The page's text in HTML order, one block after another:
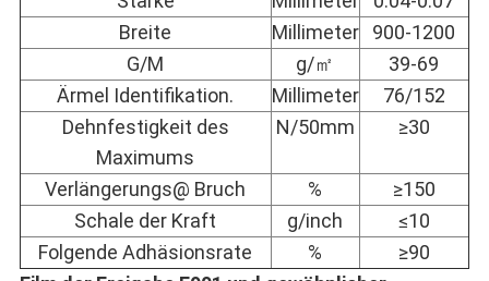
Breite
Millimeter
900-1200
G/M
g/㎡
39-69
Ärmel Identifikation.
Millimeter
76/152
Dehnfestigkeit des
Maximums
N/50mm ≥30
Verlängerungs@ Bruch %
≥150
Schale der Kraft
g/inch
≤10
Folgende Adhäsionsrate
%
≥90